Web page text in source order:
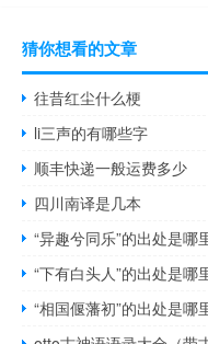
猜你想看的文章
往昔红尘什么梗
li三声的有哪些字
顺丰快递一般运费多少
四川南译是几本
“异趣兮同乐”的出处是哪
“下有白头人”的出处是哪
“相国偃藩初”的出处是哪